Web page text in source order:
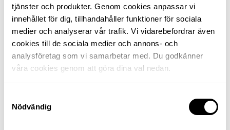
tjänster och produkter. Genom cookies anpassar vi
innehållet för dig, tillhandahåller funktioner för sociala
medier och analyserar vår trafik. Vi vidarebefordrar även
cookies till de sociala medier och annons- och
analysföretag som vi samarbetar med. Du godkänner
våra cookies genom att göra dina val nedan.
Nödvändig
Rastplatsernas betydelse för trafiksäkerheten
Motormännen genomför varje år inspektioner av över
250 rastplatser utmed det svenska vägnätet.
Rastplatserna fyller en viktig funktion för
trafiksäkerheten. Att kunna stanna och ta en paus i
trivsam och trygg miljö, sträcka på benen och ta en kort
rast är avgörande för säkerheten vid längre körningar.
För yrkestrafiken är möjligheten att stanna och ta rast